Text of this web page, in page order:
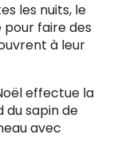
les nuits, le
pour faire des
à leur
effectue la
du sapin de
avec